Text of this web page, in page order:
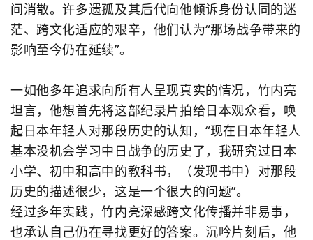
间消散。许多遗孤及其后代向他倾诉身份认同的迷
茫、跨文化适应的艰辛，他们认为“那场战争带来的
影响至今仍在延续”。
一如他多年追求向所有人呈现真实的情况，竹内亮
坦言，他想首先将这部纪录片拍给日本观众看，唤
起日本年轻人对那段历史的认知，“现在日本年轻人
基本没机会学习中日战争的历史了，我研究过日本
小学、初中和高中的教科书，（发现书中）对那段
历史的描述很少，这是一个很大的问题”。
经过多年实践，竹内亮深感跨文化传播并非易事，
也承认自己仍在寻找更好的答案。沉吟片刻后，他